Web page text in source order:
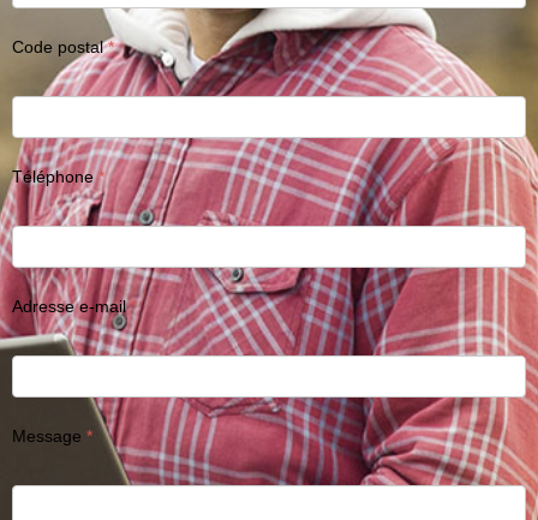
Code postal
Téléphone
Adresse e-mail
Message